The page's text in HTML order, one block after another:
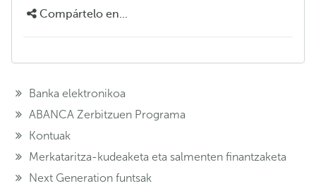
Compártelo en...
Banka elektronikoa
ABANCA Zerbitzuen Programa
Kontuak
Merkataritza-kudeaketa eta salmenten finantzaketa
Next Generation funtsak